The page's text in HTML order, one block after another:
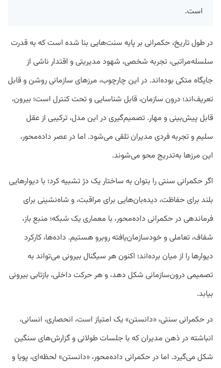
است.
در طول تاریخ، حکمرانی بر پایه سنت‌هایی بنا شده است که به قدرت
سلسله‌مراتبی، تجربه شخصی، شهود مدیریتی و اقتدار ناشی از
جایگاه متکی بوده‌اند. در این چارچوب، مرزهای سازمانی روشن و قابل
تعریف‌اند؛ درون سازمان، قابل شناسایی و تحت کنترل است؛ بیرون،
قابل پیش‌بینی و مهار. تصمیم‌گیری در این مدل، ترکیبی از عقل
سلیم و تجربه فردی مدیران تلقی می‌شود. اما در عصر داده‌محور،
این مرزها به‌تدریج محو می‌شوند.
اگر حکمرانی سنتی را بتوان به ساختار یک دژ تشبیه کرد؛ با دیوارهایی
بلند برای حفاظت، دیده‌بان‌هایی برای مراقبت، و شاه‌نشینی برای
فرماندهی در حکمرانی داده‌محور، با معماری یک شبکه؛ منبع باز،
شفاف، تعاملی و خودسازمان‌یافته روبرو هستیم. داده‌ها، کارکرد
دیوارها را از میان برده‌اند؛ اکنون هر سیگنال بیرونی می‌تواند به
تصمیمی درون‌سازمانی شکل دهد، و هر حرکت داخلی، بازتابی بیرونی
بیابد.
در حکمرانی سنتی، «دانستن» یک امتیاز است، انحصاری، انسانی،
انباشته در ذهن مدیران که با جلسات طولانی و گزارش‌های سنگین
شکل می‌گیرد. اما در حکمرانی داده‌محور، «دانستن» لحظه‌ای، پویا و